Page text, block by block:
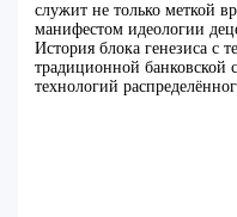
служит не только меткой
манифестом идеологии
История блока генезиса с
традиционной банковской
технологий